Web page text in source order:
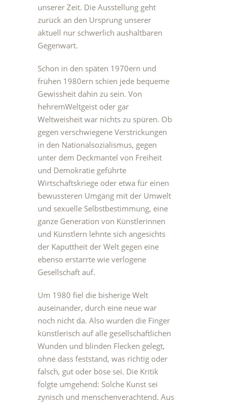
unserer Zeit. Die Ausstellung geht
zurück an den Ursprung unserer
aktuell nur schwerlich aushaltbaren
Gegenwart.
Schon in den späten 1970ern und
frühen 1980ern schien jede bequeme
Gewissheit dahin zu sein. Von
hehremWeltgeist oder gar
Weltweisheit war nichts zu spüren. Ob
gegen verschwiegene Verstrickungen
in den Nationalsozialismus, gegen
unter dem Deckmantel von Freiheit
und Demokratie geführte
Wirtschaftskriege oder etwa für einen
bewussteren Umgang mit der Umwelt
und sexuelle Selbstbestimmung, eine
ganze Generation von Künstlerinnen
und Künstlern lehnte sich angesichts
der Kaputtheit der Welt gegen eine
ebenso erstarrte wie verlogene
Gesellschaft auf.
Um 1980 fiel die bisherige Welt
auseinander, durch eine neue war
noch nicht da. Also wurden die Finger
künstlerisch auf alle gesellschaftlichen
Wunden und blinden Flecken gelegt,
ohne dass feststand, was richtig oder
falsch, gut oder böse sei. Die Kritik
folgte umgehend: Solche Kunst sei
zynisch und menschenverachtend. Aus